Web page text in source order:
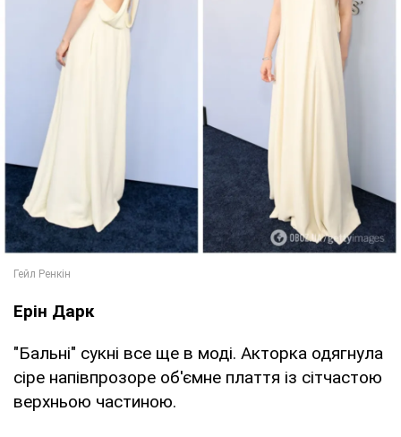
Ерін Дарк
"Бальні" сукні все ще в моді. Акторка одягнула
сіре напівпрозоре об'ємне плаття із сітчастою
верхньою частиною.